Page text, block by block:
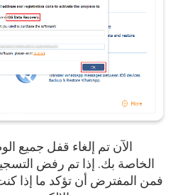
الآن تم إلغاء قفل جميع
فمن المفترض أن تؤكد ما إذا